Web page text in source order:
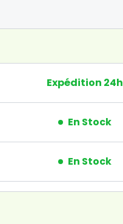
Expédition 24h
En Stock
En Stock